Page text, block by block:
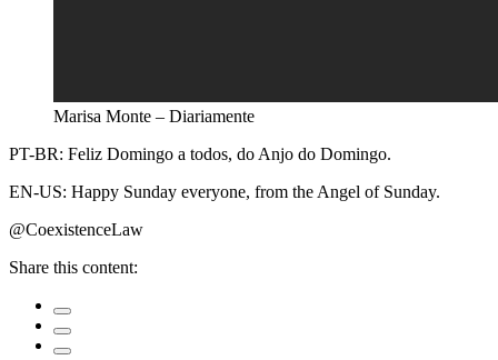
Marisa Monte – Diariamente
PT-BR: Feliz Domingo a todos, do Anjo do Domingo.
EN-US: Happy Sunday everyone, from the Angel of Sunday.
@CoexistenceLaw
Share this content: